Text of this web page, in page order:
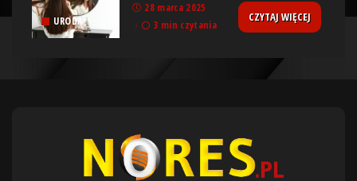
URODA
28 marca 2025
3 min czytania
CZYTAJ WIĘCEJ